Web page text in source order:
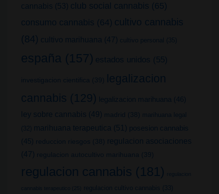
cannabis (53) club social cannabis (65)
consumo cannabis (64) cultivo cannabis
(84) cultivo marihuana (47) cultivo personal (35)
españa (157) estados unidos (55)
investigacion cientifica (39)
legalizacion
cannabis (129) legalizacion marihuana (46)
ley sobre cannabis (49) madrid (38)
marihuana legal
(32)
marihuana terapeutica (51) posesion cannabis
(45) reduccion riesgos (38)
regulacion asociaciones
(47) regulacion autocultivo marihuana (39)
regulacion cannabis (181) regulacion
cannabis terapeutico (25) regulacion cultivo cannabis (33)